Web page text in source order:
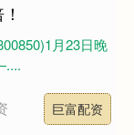
月23日晚
巨富配资